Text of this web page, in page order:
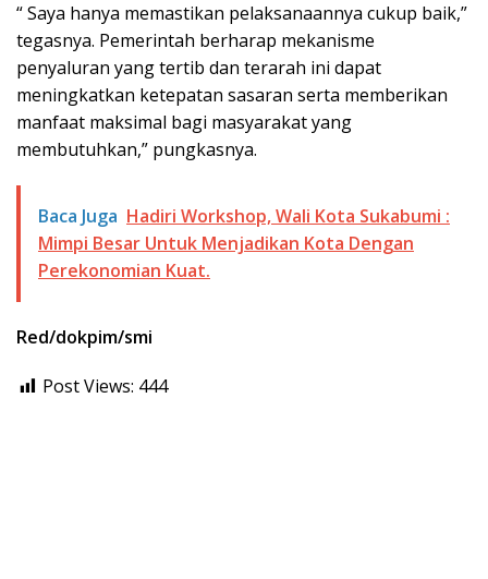
“ Saya hanya memastikan pelaksanaannya cukup baik,”
tegasnya. Pemerintah berharap mekanisme
penyaluran yang tertib dan terarah ini dapat
meningkatkan ketepatan sasaran serta memberikan
manfaat maksimal bagi masyarakat yang
membutuhkan,” pungkasnya.
Baca Juga Hadiri Workshop, Wali Kota Sukabumi :
Mimpi Besar Untuk Menjadikan Kota Dengan
Perekonomian Kuat.
Red/dokpim/smi
Post Views: 444